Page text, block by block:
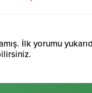
İlk yorumu